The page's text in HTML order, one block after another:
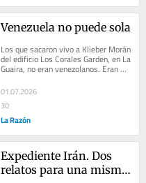
Venezuela no puede sola
Los que sacaron vivo a Klieber Morán
del edificio Los Corales Garden, en La
Guaira, no eran venezolanos. Eran
bomberos jordanos, el sexto día
bajo...
01.07.2026
30
La Razón
Expediente Irán. Dos
relatos para una misma